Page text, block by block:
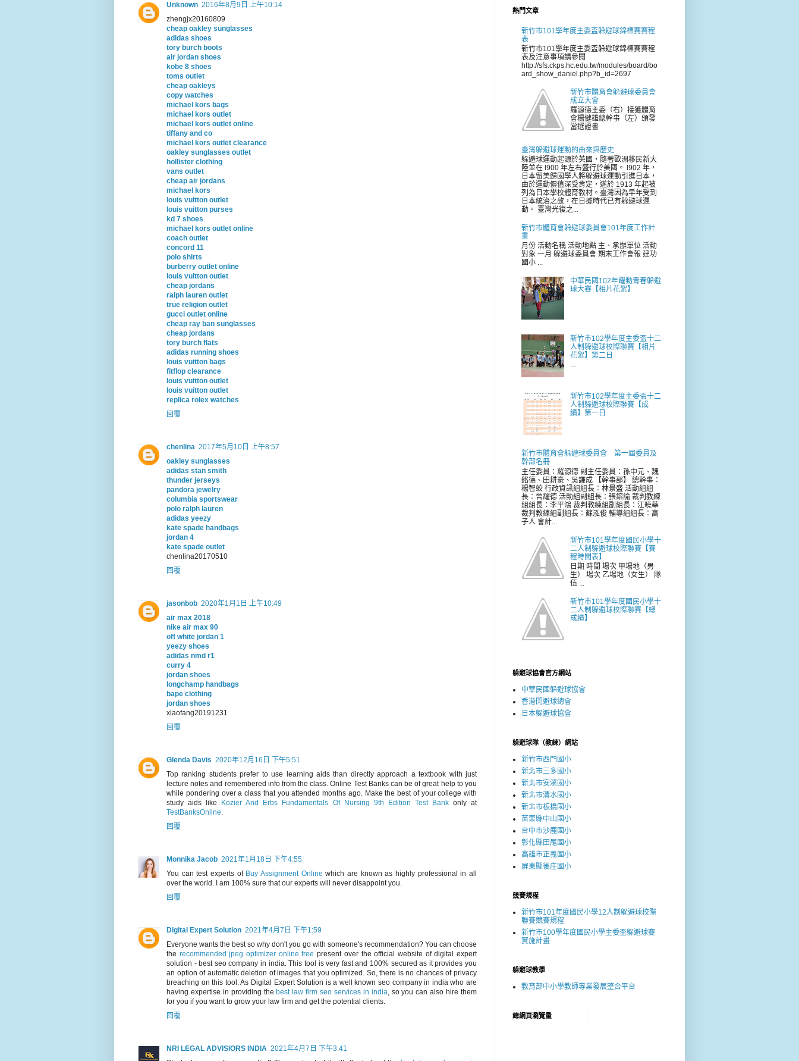
Unknown 2016年8月9日 上午10:14
zhengjx20160809
cheap oakley sunglasses
adidas shoes
tory burch boots
air jordan shoes
kobe 8 shoes
toms outlet
cheap oakleys
copy watches
michael kors bags
michael kors outlet
michael kors outlet online
tiffany and co
michael kors outlet clearance
oakley sunglasses outlet
hollister clothing
vans outlet
cheap air jordans
michael kors
louis vuitton outlet
louis vuitton purses
kd 7 shoes
michael kors outlet online
coach outlet
concord 11
polo shirts
burberry outlet online
louis vuitton outlet
cheap jordans
ralph lauren outlet
true religion outlet
gucci outlet online
cheap ray ban sunglasses
cheap jordans
tory burch flats
adidas running shoes
louis vuitton bags
fitflop clearance
louis vuitton outlet
louis vuitton outlet
replica rolex watches
回覆
chenlina 2017年5月10日 上午8:57
oakley sunglasses
adidas stan smith
thunder jerseys
pandora jewelry
columbia sportswear
polo ralph lauren
adidas yeezy
kate spade handbags
jordan 4
kate spade outlet
chenlina20170510
回覆
jasonbob 2020年1月1日 上午10:49
air max 2018
nike air max 90
off white jordan 1
yeezy shoes
adidas nmd r1
curry 4
jordan shoes
longchamp handbags
bape clothing
jordan shoes
xiaofang20191231
回覆
Glenda Davis 2020年12月16日 下午5:51
Top ranking students prefer to use learning aids than directly approach a textbook with just
lecture notes and remembered info from the class. Online Test Banks can be of great help to you
while pondering over a class that you attended months ago. Make the best of your college with
study aids like
Kozier And Erbs Fundamentals Of Nursing 9th Edition Test Bankonly at
TestBanksOnline.
回覆
Monnika Jacob 2021年1月18日 下午4:55
You can test experts of Buy Assignment Online which are known as highly professional in all
over the world. I am 100% sure that our experts will never disappoint you.
回覆
Digital Expert Solution 2021年4月7日 下午1:59
Everyone wants the best so why don't you go with someone's recommendation? You can choose
the recommended jpeg optimizer online free present over the official website of digital expert
solution - best seo company in india. This tool is very fast and 100% secured as it provides you
an option of automatic deletion of images that you optimized. So, there is no chances of privacy
breaching on this tool. As Digital Expert Solution is a well known seo company in india who are
having expertise in providing the best law firm seo services in india, so you can also hire them
for you if you want to grow your law firm and get the potential clients.
回覆
NRI LEGAL ADVISIORS INDIA 2021年4月7日 下午3:41
熱門文章
新竹市101學年度主委盃躲避球錦標賽賽程
表
新竹市101學年度主委盃躲避球錦標賽賽程
表及注意事項請參閱
http://sfs.ckps.hc.edu.tw/modules/board/bo
ard_show_daniel.php?b_id=2697
新竹市體育會躲避球委員會
成立大會
羅源德主委（右）接獲體育
會楊健雄總幹事（左）頒發
當選證書
臺灣躲避球運動的由來與歷史
躲避球運動起源於英國，隨著歐洲移民新大
陸並在 l900 年左右盛行於美國。 l902 年，
日本留美歸國學人將躲避球運動引進日本，
由於運動價值深受肯定，遂於 1913 年起被
列為日本學校體育教材。臺灣因為早年受到
日本統治之故，在日據時代已有躲避球運
動。 臺灣光復之...
新竹市體育會躲避球委員會101年度工作計
畫
月份 活動名稱 活動地點 主、承辦單位 活動
對象 一月 躲避球委員會 期末工作會報 建功
國小 ...
中華民國102年躍動青春躲避
球大賽【相片花絮】
新竹市102學年度主委盃十二
人制躲避球校際聯賽【相片
花絮】第二日
...
新竹市102學年度主委盃十二
人制躲避球校際聯賽【成
績】第一日
新竹市體育會躲避球委員會 第一屆委員及
幹部名冊
主任委員：羅源德 副主任委員：孫中元、魏
銘德、田耕豪、吳謙成 【幹事部】 總幹事：
楊智蛟 行政資訊組組長：林景盛 活動組組
長：曾耀德 活動組副組長：張鎔諭 裁判教練
組組長：李平鴻 裁判教練組副組長：江曉華
裁判教練組副組長：蘇泓俊 輔導組組長：高
子人 會計...
新竹市101學年度國民小學十
二人制躲避球校際聯賽【賽
程時間表】
日期 時間 場次 甲場地（男
生） 場次 乙場地（女生） 隊
伍 ...
新竹市101學年度國民小學十
二人制躲避球校際聯賽【總
成績】
躲避球協會官方網站
中華民國躲避球協會
香港閃避球總會
日本躲避球協會
躲避球隊（教練）網站
新竹市西門國小
新北市三多國小
新北市安溪國小
新北市清水國小
新北市板橋國小
苗栗縣中山國小
台中市沙鹿國小
彰化縣田尾國小
高雄市正義國小
屏東縣後庄國小
競賽規程
新竹市101年度國民小學12人制躲避球校際
聯賽競賽規程
新竹市100學年度國民小學主委盃躲避球賽
實施計畫
躲避球教學
教育部中小學教師專業發展整合平台
總網頁瀏覽量